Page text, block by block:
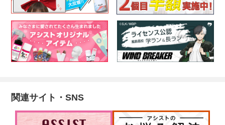
関連サイト・SNS